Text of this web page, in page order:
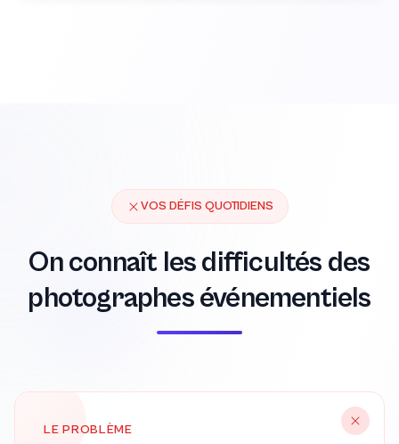
VOS DÉFIS QUOTIDIENS
On connaît les difficultés des
photographes événementiels
LE PROBLÈME